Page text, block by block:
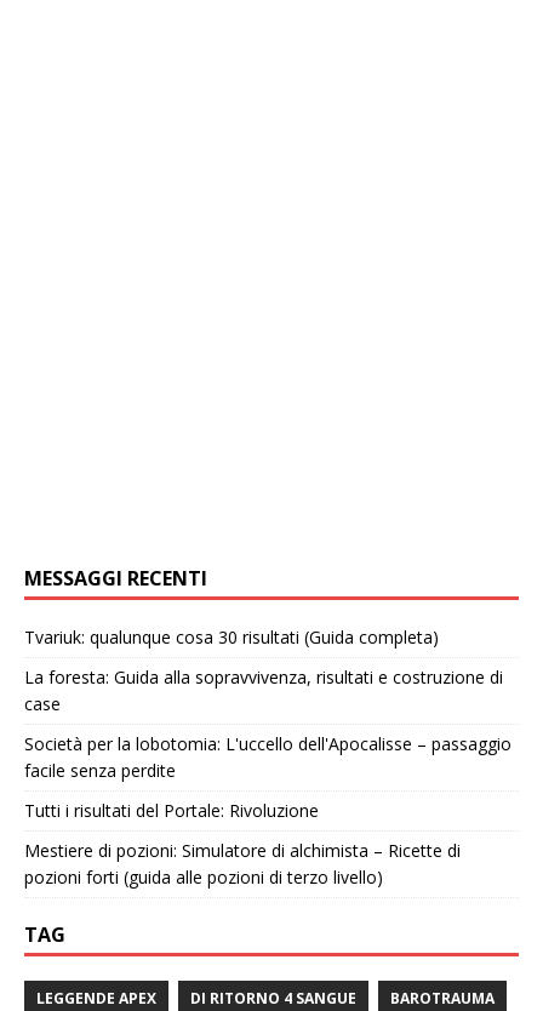
MESSAGGI RECENTI
Tvariuk: qualunque cosa 30 risultati (Guida completa)
La foresta: Guida alla sopravvivenza, risultati e costruzione di
case
Società per la lobotomia: L'uccello dell'Apocalisse – passaggio
facile senza perdite
Tutti i risultati del Portale: Rivoluzione
Mestiere di pozioni: Simulatore di alchimista – Ricette di
pozioni forti (guida alle pozioni di terzo livello)
TAG
LEGGENDE APEX DI RITORNO 4 SANGUE BAROTRAUMA